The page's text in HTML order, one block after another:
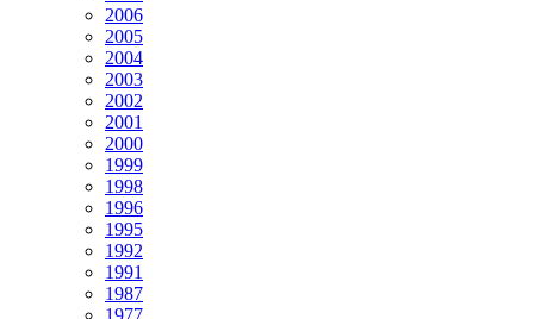
2006
2005
2004
2003
2002
2001
2000
1999
1998
1996
1995
1992
1991
1987